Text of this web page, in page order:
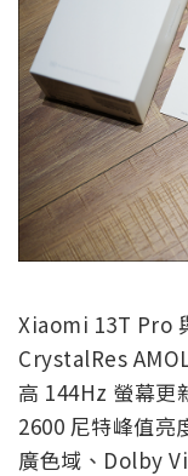
Xiaomi 13T Pro
CrystalRes
高 144Hz 螢幕更
2600 尼特峰值亮
廣色域、Dolby